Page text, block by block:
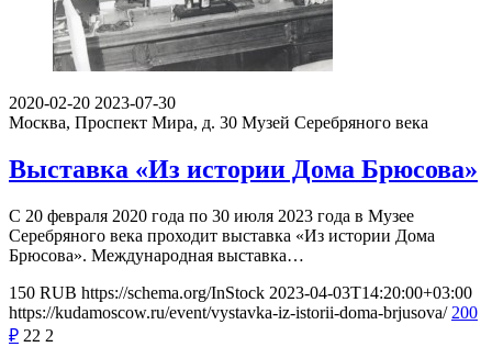
2020-02-20 2023-07-30
Москва, Проспект Мира, д. 30 Музей Серебряного века
Выставка «Из истории Дома Брюсова»
С 20 февраля 2020 года по 30 июля 2023 года в Музее
Серебряного века проходит выставка «Из истории Дома
Брюсова». Международная выставка…
150 RUB https://schema.org/InStock 2023-04-03T14:20:00+03:00
https://kudamoscow.ru/event/vystavka-iz-istorii-doma-brjusova/ 200
₽ 22 2